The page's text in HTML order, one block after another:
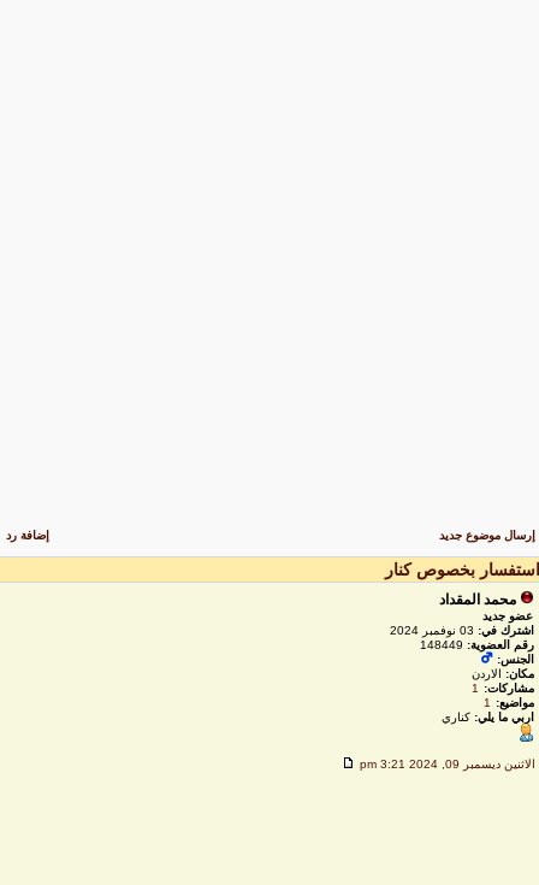
إرسال موضوع جديد إضافة رد
بخصوص كنار
محمد المقداد
عضو جديد
اشترك في:03 نوفمبر 2024
رقم العضوية:148449
الجنس:
مكان:الاردن
مشاركات:
مواضيع:
اربي ما يلي:كناري
الاثنين ديسمبر 09, 2024 3:21 pm